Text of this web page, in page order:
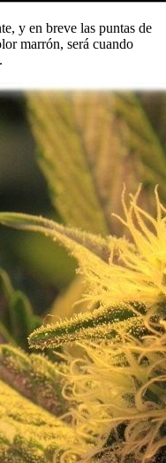
y en breve las puntas de
marrón, será cuando